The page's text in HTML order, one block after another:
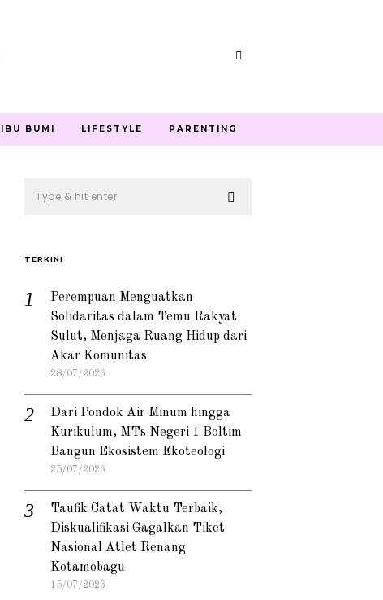
IBU BUMI LIFESTYLE PARENTING
TERKINI
Perempuan Menguatkan
Solidaritas dalam Temu Rakyat
Sulut, Menjaga Ruang Hidup dari
Akar Komunitas
28/07/2026
Dari Pondok Air Minum hingga
Kurikulum, MTs Negeri 1 Boltim
Bangun Ekosistem Ekoteologi
25/07/2026
Taufik Catat Waktu Terbaik,
Diskualifikasi Gagalkan Tiket
Nasional Atlet Renang
Kotamobagu
15/07/2026